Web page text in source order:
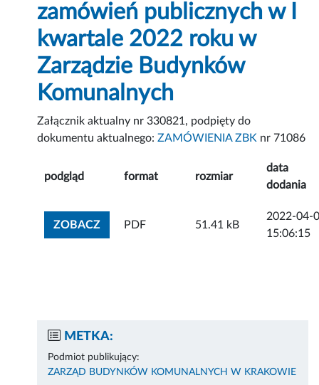
zamówień publicznych w I
kwartale 2022 roku w
Zarządzie Budynków
Komunalnych
Załącznik aktualny nr 330821, podpięty do
dokumentu aktualnego:ZAMÓWIENIA ZBK nr 71086
podgląd format rozmiar
data
dodania
ZOBACZZOBACZ ZAŁĄCZNIK
PDF 51.41 kB
2022-04-
15:06:15
METKA:
Podmiot publikujący:
ZARZĄD BUDYNKÓW KOMUNALNYCH W KRAKOWIE